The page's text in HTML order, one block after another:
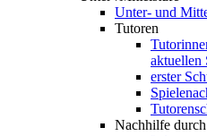
Unter- und
Tutoren
aktuellen
erster
Nachhilfe